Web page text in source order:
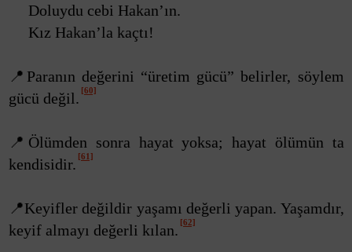
Doluydu cebi Hakan’ın.
Kız Hakan’la kaçtı!
📍Paranın değerini “üretim gücü” belirler, söylem
gücü değil. [60]
📍Ölümden sonra hayat yoksa; hayat ölümün ta
kendisidir. [61]
📍Keyifler değildir yaşamı değerli yapan. Yaşamdır,
keyif almayı değerli kılan. [62]